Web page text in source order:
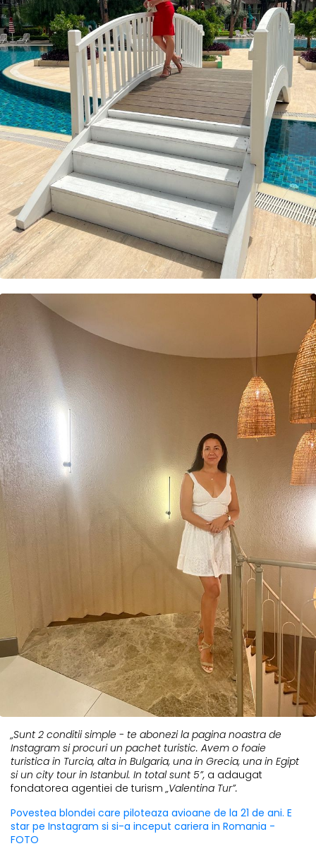
„Sunt 2 conditii simple - te abonezi la pagina noastra de
Instagram si procuri un pachet turistic. Avem o foaie
turistica in Turcia, alta in Bulgaria, una in Grecia, una in Egipt
si un city tour in Istanbul. In total sunt 5”, a adaugat
fondatorea agentiei de turism „Valentina Tur”.
Povestea blondei care piloteaza avioane de la 21 de ani. E
star pe Instagram si si-a inceput cariera in Romania -
FOTO